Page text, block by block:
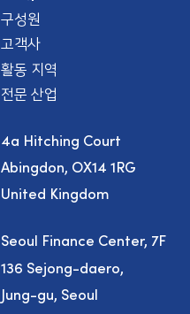
구성원
고객사
활동 지역
전문 산업
4a Hitching Court
Abingdon, OX14 1RG
United Kingdom
Seoul Finance Center, 7F
136 Sejong-daero,
Jung-gu, Seoul